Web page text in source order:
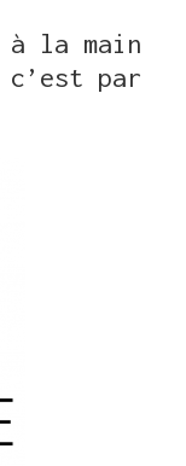
la main
par